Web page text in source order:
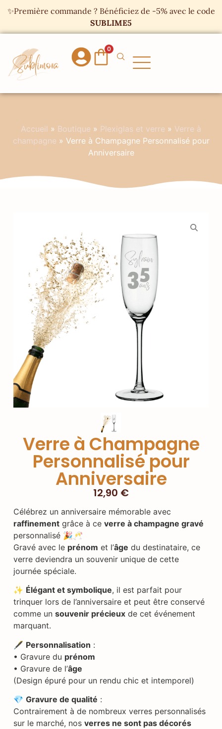
✨Première commande ? Bénéficiez de -5% avec le code
SUBLIME5
0
Accueil » Boutique » Plexiglas et verre » Verre à
champagne » Verre à Champagne Personnalisé pour
Anniversaire
Verre à Champagne
Personnalisé pour
Anniversaire
12,90 €
Célébrez un anniversaire mémorable avec
raffinementgrâce à ce verre à champagne gravé
personnalisé 🎉🥂
Gravé avec le prénom et l’âge du destinataire, ce
verre deviendra un souvenir unique de cette
journée spéciale.
✨ Élégant et symbolique, il est parfait pour
trinquer lors de l’anniversaire et peut être conservé
comme un souvenir précieuxde cet événement
marquant.
🖋️ Personnalisation :
• Gravure du prénom
• Gravure de l’âge
(Design épuré pour un rendu chic et intemporel)
💎 Gravure de qualité :
Contrairement à de nombreux verres personnalisés
sur le marché, nos verres ne sont pas décorés
Panneau de gestion des cookies